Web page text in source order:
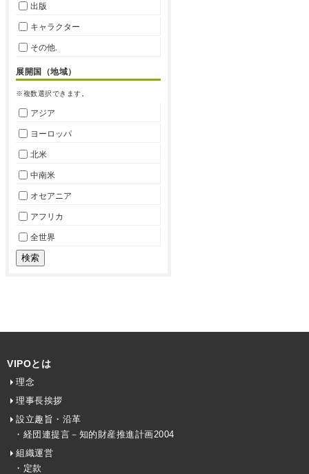
出版
キャラクター
その他.
展開国（地域）
※複数選択できます。
アジア
ヨーロッパ
北米
中南米
オセアニア
アフリカ
全世界
VIPOとは
理念
理事長挨拶
設立趣旨・沿革
・経団連提言－知的財産推進計画2004
組織運営
・定款